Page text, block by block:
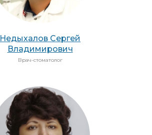
Недыхалов Сергей
Владимирович
Врач-стоматолог